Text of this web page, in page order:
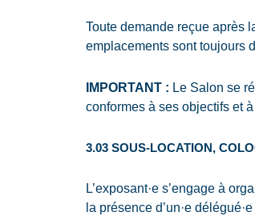
Toute demande reçue après
emplacements sont toujours
IMPORTANT : Le Salon se
conformes à ses objectifs et
3.03 SOUS-LOCATION,
L’exposant·e s’engage à
la présence d’un·e